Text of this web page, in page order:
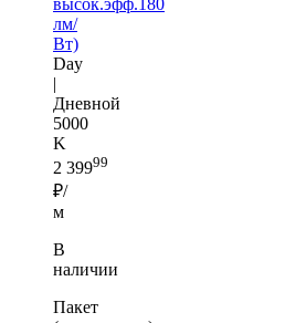
лм/
Вт)
Day
|
Дневной
5000
K
2 39999
₽/
м
В
наличии
Пакет